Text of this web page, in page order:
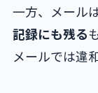
一方、メール
記録にも残る
メールでは違